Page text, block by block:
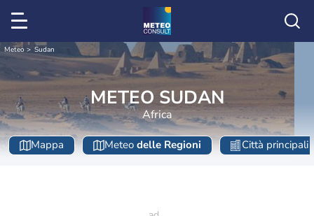
Meteo Sudan
METEO SUDAN
Africa
Mappa Meteo delle Regioni Città principali